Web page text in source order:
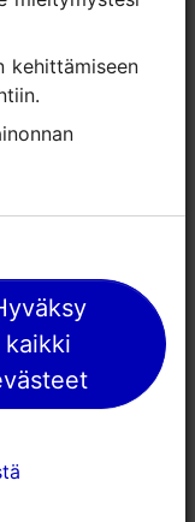
kaikki
kaikki